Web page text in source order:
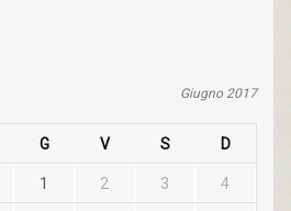
Giugno 2017
G V S D
1 2 3 4